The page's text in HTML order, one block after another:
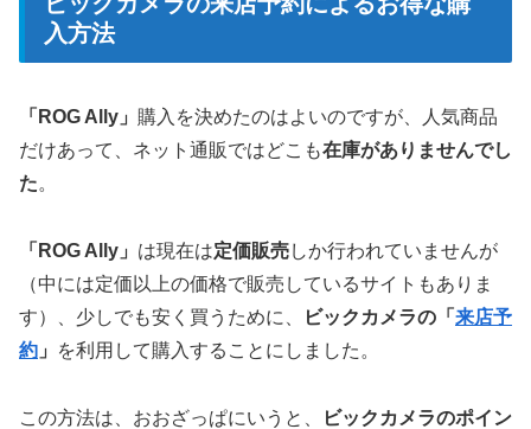
入方法
「ROG Ally」 購入を決めたのはよいのですが、人気商品
だけあって、ネット通販ではどこも在庫がありませんでし
た。
「ROG Ally」 は現在は定価販売しか行われていませんが
（中には定価以上の価格で販売しているサイトもありま
す）、少しでも安く買うために、
ビックカメラの「 来店予
約 」 を利用して購入することにしました。
この方法は、おおざっぱにいうと、
ビックカメラのポイン